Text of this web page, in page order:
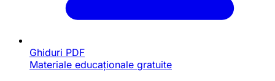
Ghiduri PDF
Materiale educaționale gratuite